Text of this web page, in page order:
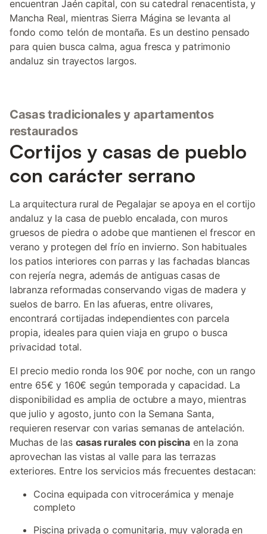
encuentran Jaén capital, con su catedral renacentista, y
Mancha Real, mientras Sierra Mágina se levanta al
fondo como telón de montaña. Es un destino pensado
para quien busca calma, agua fresca y patrimonio
andaluz sin trayectos largos.
Casas tradicionales y apartamentos
restaurados
Cortijos y casas de pueblo
con carácter serrano
La arquitectura rural de Pegalajar se apoya en el cortijo
andaluz y la casa de pueblo encalada, con muros
gruesos de piedra o adobe que mantienen el frescor en
verano y protegen del frío en invierno. Son habituales
los patios interiores con parras y las fachadas blancas
con rejería negra, además de antiguas casas de
labranza reformadas conservando vigas de madera y
suelos de barro. En las afueras, entre olivares,
encontrará cortijadas independientes con parcela
propia, ideales para quien viaja en grupo o busca
privacidad total.
El precio medio ronda los 90€ por noche, con un rango
entre 65€ y 160€ según temporada y capacidad. La
disponibilidad es amplia de octubre a mayo, mientras
que julio y agosto, junto con la Semana Santa,
requieren reservar con varias semanas de antelación.
Muchas de las casas rurales con piscina en la zona
aprovechan las vistas al valle para las terrazas
exteriores. Entre los servicios más frecuentes destacan:
Cocina equipada con vitrocerámica y menaje
completo
Piscina privada o comunitaria, muy valorada en